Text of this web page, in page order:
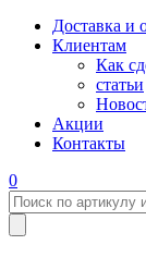
Доставка и
Клиентам
Как
статьи
Акции
Контакты
0